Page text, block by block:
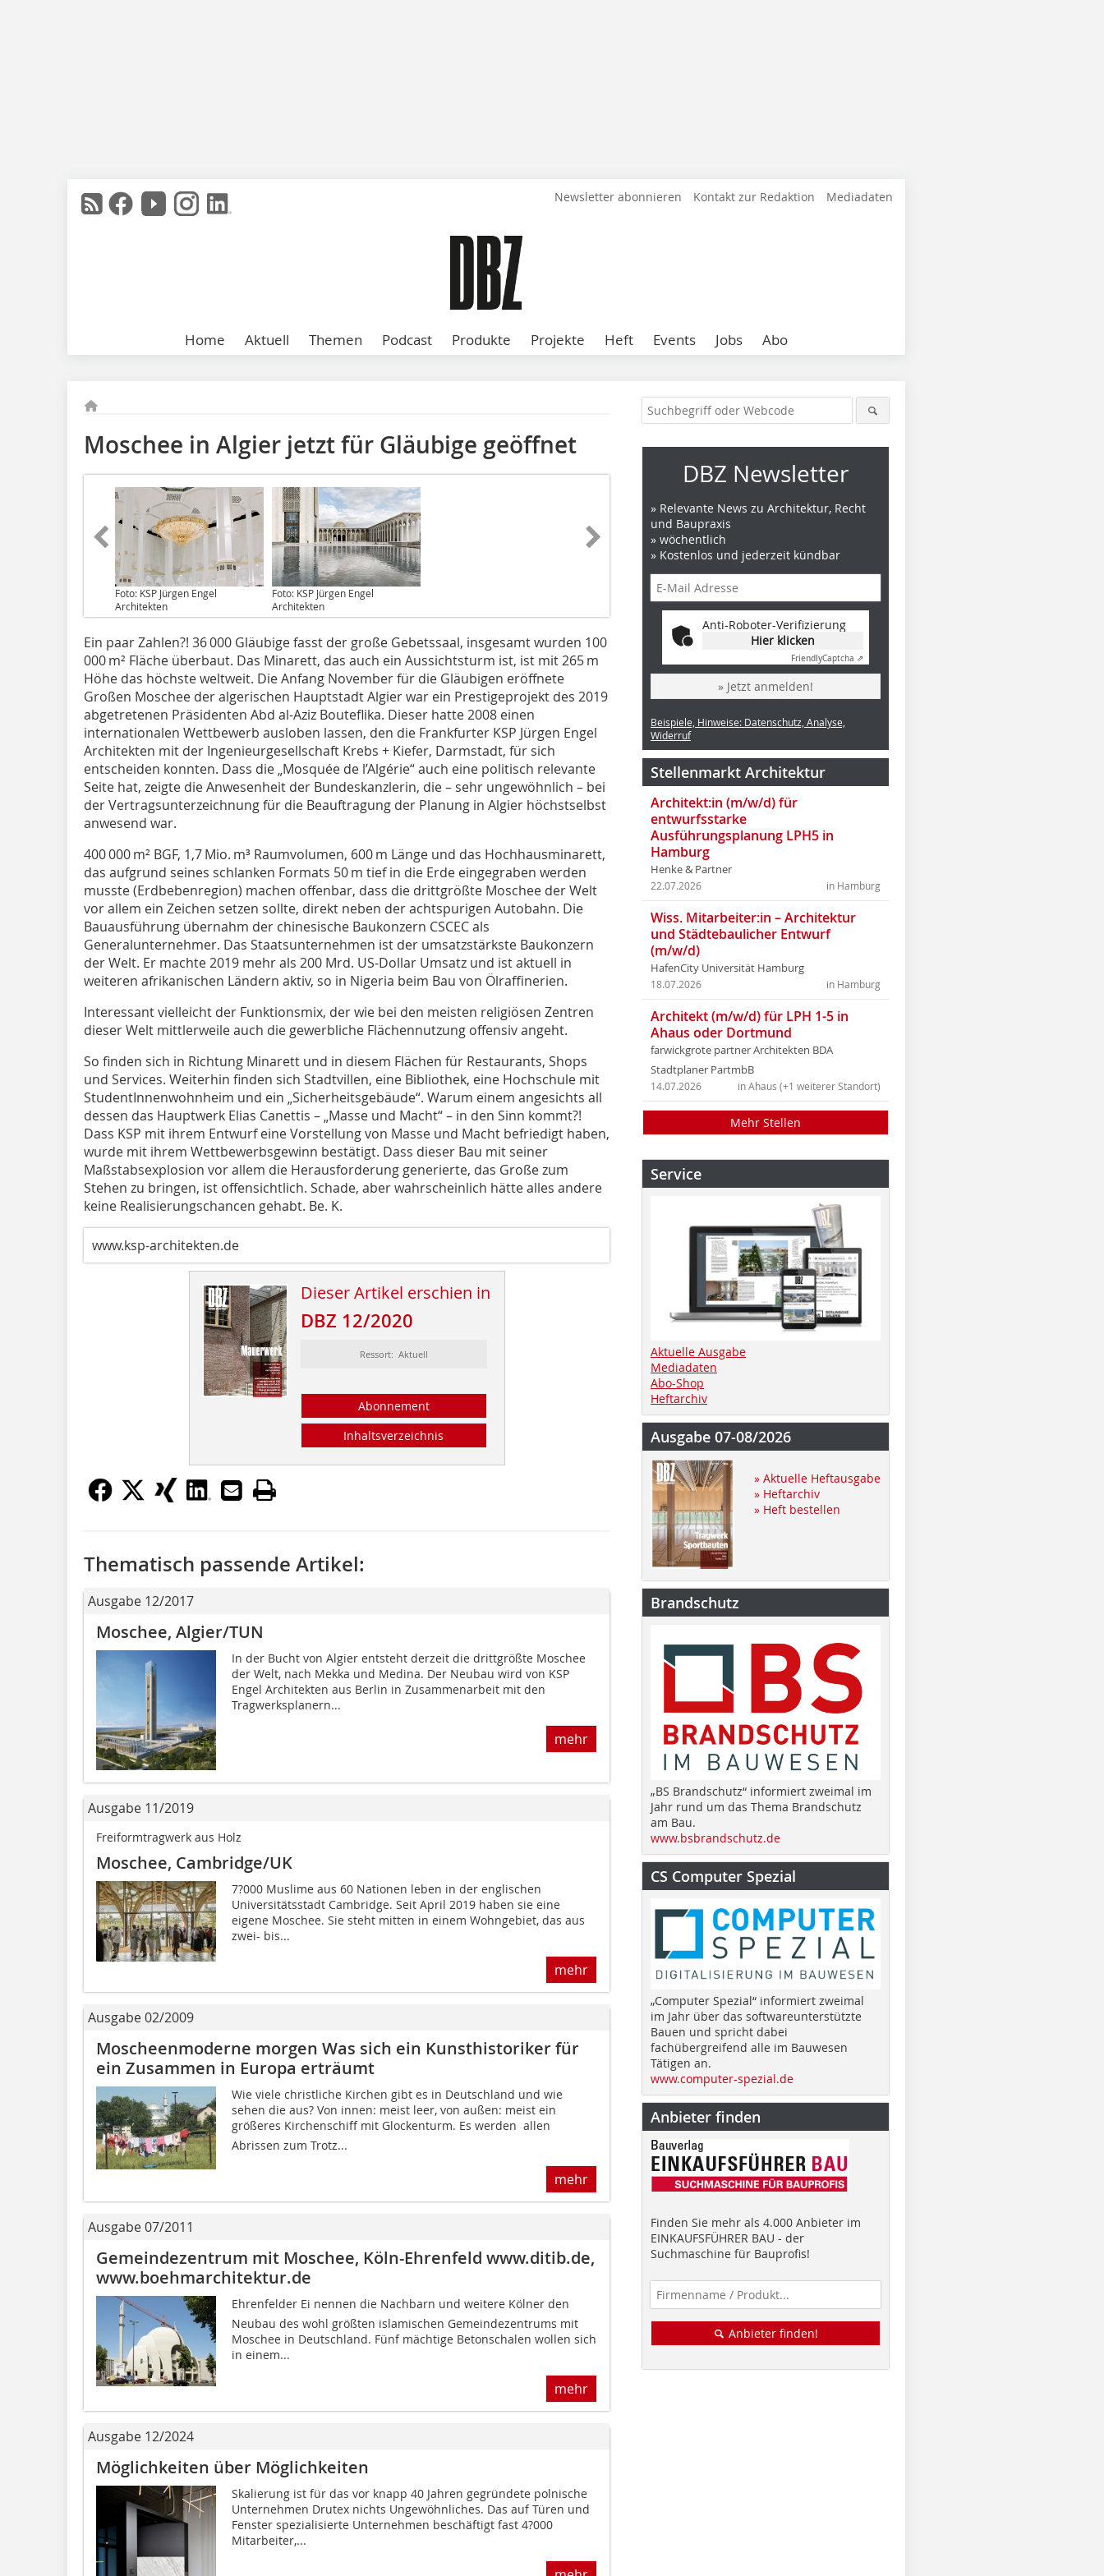
Newsletter abonnieren Kontakt zur Redaktion Mediadaten
Home Aktuell Themen Podcast Produkte Projekte Heft Events Jobs Abo
Moschee in Algier jetzt für Gläubige geöffnet
Foto: KSP Jürgen Engel
Architekten
Foto: KSP Jürgen Engel
Architekten
Ein paar Zahlen?! 36 000 Gläubige fasst der große Gebetssaal, insgesamt wurden 100
000 m² Fläche überbaut. Das Minarett, das auch ein Aussichtsturm ist, ist mit 265 m
Höhe das höchste weltweit. Die Anfang November für die Gläubigen eröffnete
Großen Moschee der algerischen Hauptstadt Algier war ein Prestigeprojekt des 2019
abgetretenen Präsidenten Abd al-Aziz Bouteflika. Dieser hatte 2008 einen
internationalen Wettbewerb ausloben lassen, den die Frankfurter KSP Jürgen Engel
Architekten mit der Ingenieurgesellschaft Krebs + Kiefer, Darmstadt, für sich
entscheiden konnten. Dass die „Mosquée de l’Algérie“ auch eine politisch relevante
Seite hat, zeigte die Anwesenheit der Bundeskanzlerin, die – sehr ungewöhnlich – bei
der Vertragsunterzeichnung für die Beauftragung der Planung in Algier höchstselbst
anwesend war.
400 000 m² BGF, 1,7 Mio. m³ Raumvolumen, 600 m Länge und das Hochhausminarett,
das aufgrund seines schlanken Formats 50 m tief in die Erde eingegraben werden
musste (Erdbebenregion) machen offenbar, dass die drittgrößte Moschee der Welt
vor allem ein Zeichen setzen sollte, direkt neben der achtspurigen Autobahn. Die
Bauausführung übernahm der chinesische Baukonzern CSCEC als
Generalunternehmer. Das Staatsunternehmen ist der umsatzstärkste Baukonzern
der Welt. Er machte 2019 mehr als 200 Mrd. US-Dollar Umsatz und ist aktuell in
weiteren afrikanischen Ländern aktiv, so in Nigeria beim Bau von Ölraffinerien.
Interessant vielleicht der Funktionsmix, der wie bei den meisten religiösen Zentren
dieser Welt mittlerweile auch die gewerbliche Flächennutzung offensiv angeht.
So finden sich in Richtung Minarett und in diesem Flächen für Restaurants, Shops
und Services. Weiterhin finden sich Stadtvillen, eine Bibliothek, eine Hochschule mit
StudentInnenwohnheim und ein „Sicherheitsgebäude“. Warum einem angesichts all
dessen das Hauptwerk Elias Canettis – „Masse und Macht“ – in den Sinn kommt?!
Dass KSP mit ihrem Entwurf eine Vorstellung von Masse und Macht befriedigt haben,
wurde mit ihrem Wettbewerbsgewinn bestätigt. Dass dieser Bau mit seiner
Maßstabsexplosion vor allem die Herausforderung generierte, das Große zum
Stehen zu bringen, ist offensichtlich. Schade, aber wahrscheinlich hätte alles andere
keine Realisierungschancen gehabt. Be. K.
www.ksp-architekten.de
Dieser Artikel erschien in
DBZ 12/2020
Ressort: Aktuell
Abonnement
Inhaltsverzeichnis
Thematisch passende Artikel:
Ausgabe 12/2017
Moschee, Algier/TUN
In der Bucht von Algier entsteht derzeit die drittgrößte Moschee
der Welt, nach Mekka und Medina. Der Neubau wird von KSP
Engel Architekten aus Berlin in Zusammenarbeit mit den
Tragwerksplanern...
mehr
Ausgabe 11/2019
Freiformtragwerk aus Holz
Moschee, Cambridge/UK
7?000 Muslime aus 60 Nationen leben in der englischen
Universitätsstadt Cambridge. Seit April 2019 haben sie eine
eigene Moschee. Sie steht mitten in einem Wohngebiet, das aus
zwei- bis...
mehr
Ausgabe 02/2009
Moscheenmoderne morgen Was sich ein Kunsthistoriker für
ein Zusammen in Europa erträumt
Wie viele christliche Kirchen gibt es in Deutschland und wie
sehen die aus? Von innen: meist leer, von außen: meist ein
größeres Kirchenschiff mit Glockenturm. Es werden  allen
Abrissen zum Trotz...
mehr
Ausgabe 07/2011
Gemeindezentrum mit Moschee, Köln-Ehrenfeld www.ditib.de,
www.boehmarchitektur.de
Ehrenfelder Ei nennen die Nachbarn und weitere Kölner den
Neubau des wohl größten islamischen Gemeindezentrums mit
Moschee in Deutschland. Fünf mächtige Betonschalen wollen sich
in einem...
mehr
Ausgabe 12/2024
Möglichkeiten über Möglichkeiten
Skalierung ist für das vor knapp 40 Jahren gegründete polnische
Unternehmen Drutex nichts Ungewöhnliches. Das auf Türen und
Fenster spezialisierte Unternehmen beschäftigt fast 4?000
Mitarbeiter,...
DBZ Newsletter
» Relevante News zu Architektur, Recht
und Baupraxis
» wöchentlich
» Kostenlos und jederzeit kündbar
Anti-Roboter-Verifizierung
Hier klicken
FriendlyCaptcha ⇗
» Jetzt anmelden!
Beispiele, Hinweise: Datenschutz, Analyse,
Widerruf
Stellenmarkt Architektur
Architekt:in (m/w/d) für
entwurfsstarke
Ausführungsplanung LPH5 in
Hamburg
Henke & Partner
in Hamburg
22.07.2026
Wiss. Mitarbeiter:in – Architektur
und Städtebaulicher Entwurf
(m/w/d)
HafenCity Universität Hamburg
in Hamburg
18.07.2026
Architekt (m/w/d) für LPH 1-5 in
Ahaus oder Dortmund
farwickgrote partner Architekten BDA
Stadtplaner PartmbB
in Ahaus (+1 weiterer Standort)
14.07.2026
Mehr Stellen
Service
Aktuelle Ausgabe
Mediadaten
Abo-Shop
Heftarchiv
Ausgabe 07-08/2026
» Aktuelle Heftausgabe
» Heftarchiv
» Heft bestellen
Brandschutz
„BS Brandschutz“ informiert zweimal im
Jahr rund um das Thema Brandschutz
am Bau.
www.bsbrandschutz.de
CS Computer Spezial
„Computer Spezial“ informiert zweimal
im Jahr über das softwareunterstützte
Bauen und spricht dabei
fachübergreifend alle im Bauwesen
Tätigen an.
www.computer-spezial.de
Anbieter finden
Finden Sie mehr als 4.000 Anbieter im
EINKAUFSFÜHRER BAU - der
Suchmaschine für Bauprofis!
Anbieter finden!